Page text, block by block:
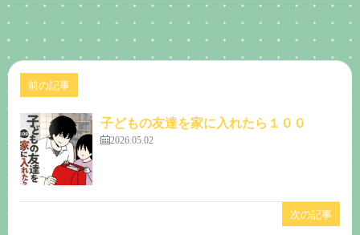
前の記事
子どもの友達を家に入れたら１００
2026.05.02
次の記事